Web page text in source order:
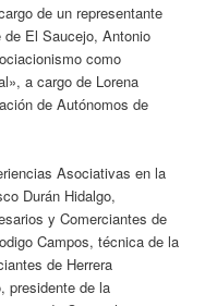
de un representante
El Saucejo, Antonio
como
a cargo de Lorena
de Autónomos de
Asociativas en la
Durán Hidalgo,
y Comerciantes de
Campos, técnica de la
de Herrera
presidente de la